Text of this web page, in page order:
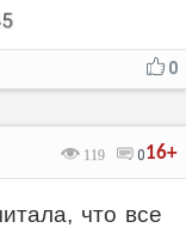
0
16+
119 0
что все